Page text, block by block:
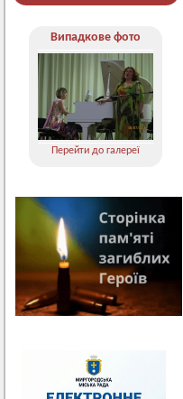
Випадкове фото
Перейти до галереї